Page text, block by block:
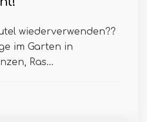
wiederverwenden??
im Garten in
Ras...